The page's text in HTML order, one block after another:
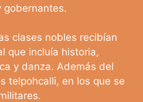
gobernantes.
clases nobles recibían
que incluía historia,
y danza. Además del
telpohcalli, en los que se